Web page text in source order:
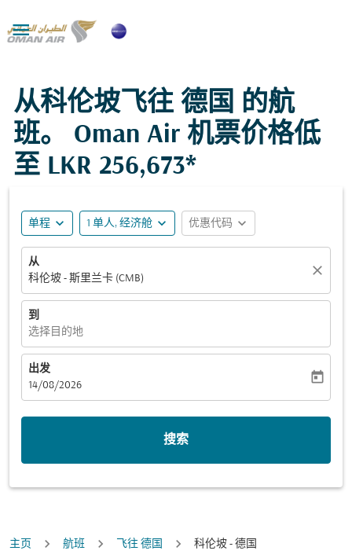

从科伦坡飞往 德国 的航
班。 Oman Air 机票价格低
至 LKR 256,673*
单程 expand_more 1 单人, 经济舱 expand_more 优惠代码 expand_more
从
科伦坡 - 斯里兰卡 (CMB)
close
到
选择目的地
出发
fc-booking-departure-date-aria-label
14/08/2026
today
搜索
主页 航班 飞往 德国 科伦坡 - 德国